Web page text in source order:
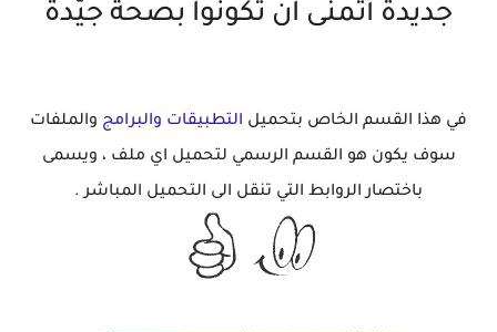
جديدة أتمنى ان تكونوا بصحة جيّدة
في هذا القسم الخاص بتحميل التطبيقات والبرامج والملفات
سوف يكون هو القسم الرسمي لتحميل اي ملف ، ويسمى
باختصار الروابط التي تنقل الى التحميل المباشر .